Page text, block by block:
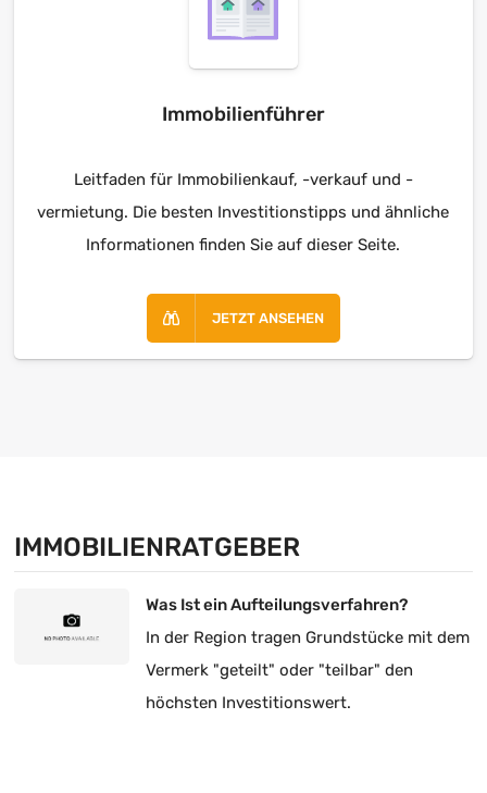
Immobilienführer
Leitfaden für Immobilienkauf, -verkauf und -
vermietung. Die besten Investitionstipps und ähnliche
Informationen finden Sie auf dieser Seite.
JETZT ANSEHEN
IMMOBILIENRATGEBER
Was Ist ein Aufteilungsverfahren?
In der Region tragen Grundstücke mit dem
Vermerk "geteilt" oder "teilbar" den
höchsten Investitionswert.